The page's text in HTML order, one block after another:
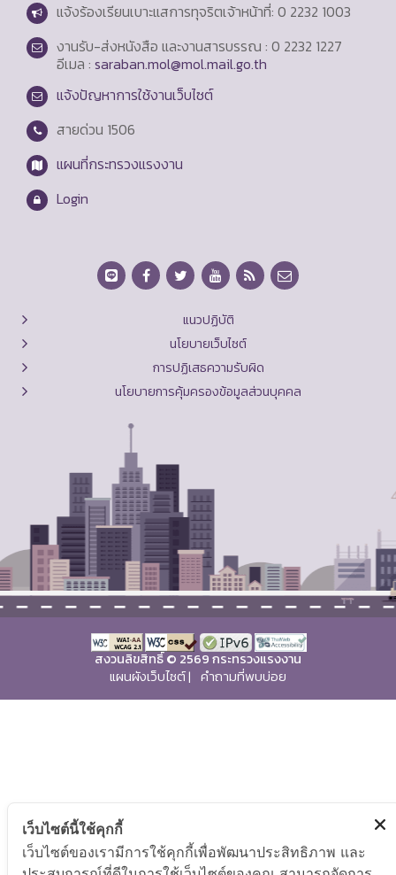
แจ้งร้องเรียนเบาะแสการทุจริตเจ้าหน้าที่: 0 2232 1003
งานรับ-ส่งหนังสือ และงานสารบรรณ : 0 2232 1227
อีเมล : saraban.mol@mol.mail.go.th
แจ้งปัญหาการใช้งานเว็บไซต์
สายด่วน 1506
แผนที่กระทรวงแรงงาน
Login
แนวปฏิบัติ
นโยบายเว็บไซต์
การปฏิเสธความรับผิด
นโยบายการคุ้มครองข้อมูลส่วนบุคคล
สงวนลิขสิทธิ์ © 2569 กระทรวงแรงงาน
แผนผังเว็บไซต์| คำถามที่พบบ่อย
เว็บไซต์นี้ใช้คุกกี้
เว็บไซต์ของเรามีการใช้คุกกี้เพื่อพัฒนาประสิทธิภาพ และ